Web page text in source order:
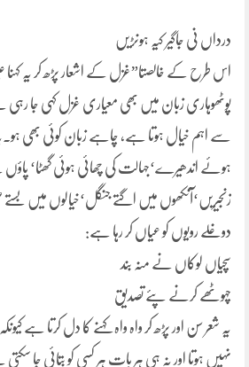
درداں نی جاگیر کیہ ہونڑیں
اس طرح کے خالصتا”غزل کے اشعار پڑھ کر یہ
پوٹھوہاری زبان میں بھی معیاری غزل کہی
سے اہم خیال ہوتا ہے، چاہے زبان کوئی بھی
ہوئے اندھیرے‘جہالت کی چھائی ہوئی گھٹا‘ پاؤں
زنجیریں‘آنکھوں میں اگتے جنگل‘خیالوں میں
دوغلے رویوں کو عیاں کر رہا ہے:
سچیاں لوکاں نے منہ بند
چہوٹھے کرنے پئے تصدیق
یہ شعر سن اور پڑھ کر واہ واہ کہنے کا دل کرتا ہے
نہیں ہوتا اور نہ ہی ہر بات ہر کسی کو بتائی جا